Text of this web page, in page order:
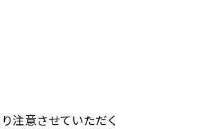
注意させていただく